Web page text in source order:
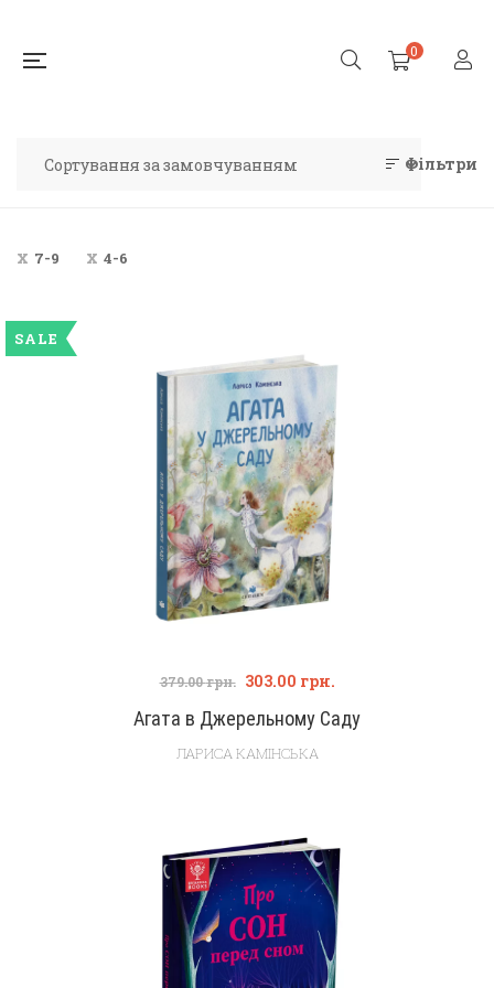
0
Фільтри
7-9 4-6
SALE
Агата в Джерельному Саду
379.00грн. 303.00 грн.
ЛАРИСА КАМІНСЬКА